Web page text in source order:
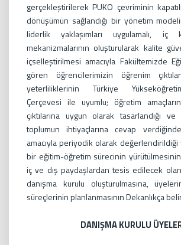
gerçekleştirilerek PUKO çevriminin
dönüşümün sağlandığı bir yönetim
liderlik yaklaşımları uygulamalı, iç
mekanizmalarının oluşturularak kalite
içselleştirilmesi amacıyla Fakültemizde
gören öğrencilerimizin öğrenim
yeterliliklerinin Türkiye
Çerçevesi ile uyumlu; öğretim
çıktılarına uygun olarak tasarlandığı
toplumun ihtiyaçlarına cevap
amacıyla periyodik olarak
bir eğitim-öğretim sürecinin yürütülmesinin
iç ve dış paydaşlardan tesis edilecek
danışma kurulu oluşturulmasına,
süreçlerinin planlanmasının Dekanlıkça
DANIŞMA KURULU